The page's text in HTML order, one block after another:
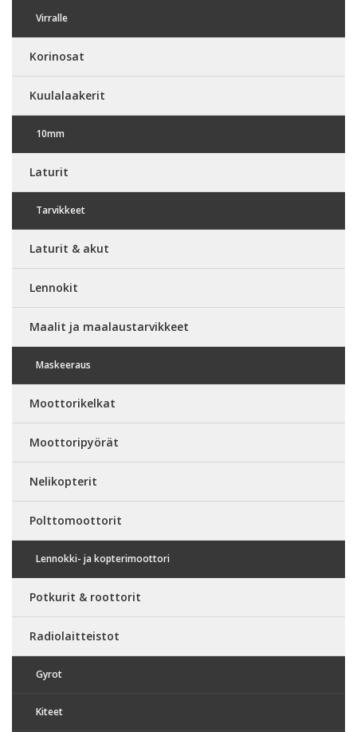
Virralle
Korinosat
Kuulalaakerit
10mm
Laturit
Tarvikkeet
Laturit & akut
Lennokit
Maalit ja maalaustarvikkeet
Maskeeraus
Moottorikelkat
Moottoripyörät
Nelikopterit
Polttomoottorit
Lennokki- ja kopterimoottori
Potkurit & roottorit
Radiolaitteistot
Gyrot
Kiteet